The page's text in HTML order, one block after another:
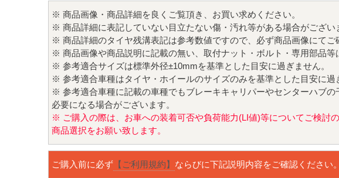
※ 商品画像・商品詳細を良くご覧頂き、お買い求めください。
※ 商品詳細に表記していない目立たない傷・汚れ等がある場合がござい
※ 商品詳細のタイヤ残溝表記は参考数値ですので、必ず商品画像にてご
※ 商品画像や商品説明に記載の無い、取付ナット・ボルト・専用部品等
※ 参考適合サイズは標準外径±10mmを基準とした目安に過ぎません。
※ 参考適合車種はタイヤ・ホイールのサイズのみを基準とした目安に過
※ 参考適合車種に記載の車種でもブレーキキャリパーやセンターハブ
必要になる場合がございます。
※ ご購入の際は、お車への装着可否や負荷能力(LI値)等についてご検討
商品選択をお願い致します。
ご購入前に必ず 【ご利用規約】 ならびに下記説明内容をご確認ください。